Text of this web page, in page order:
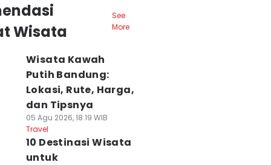
Wisata
See
More
Wisata Kawah
Putih Bandung:
Lokasi, Rute, Harga,
dan Tipsnya
05 Agu 2026, 18:19 WIB
Travel
10 Destinasi Wisata
untuk